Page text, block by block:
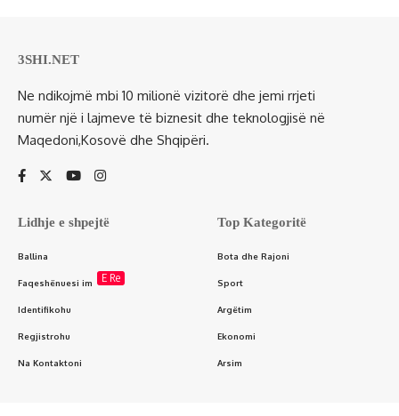
3SHI.NET
Ne ndikojmë mbi 10 milionë vizitorë dhe jemi rrjeti
numër një i lajmeve të biznesit dhe teknologjisë në
Maqedoni,Kosovë dhe Shqipëri.
Lidhje e shpejtë
Ballina
Faqeshënuesi im E Re
Identifikohu
Regjistrohu
Na Kontaktoni
Top Kategoritë
Bota dhe Rajoni
Sport
Argëtim
Ekonomi
Arsim